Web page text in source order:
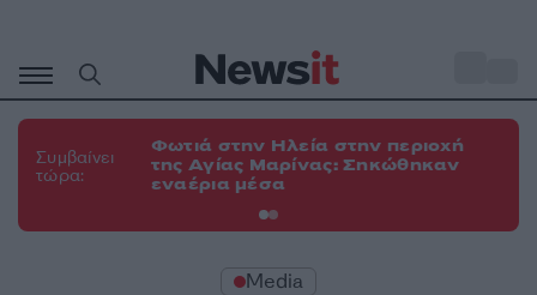
περιεχόμενο
Συμβαίνει
τώρα:
Φωτιά στην Ηλεία στην περιοχή
της Αγίας Μαρίνας: Σηκώθηκαν
εναέρια μέσα
Media